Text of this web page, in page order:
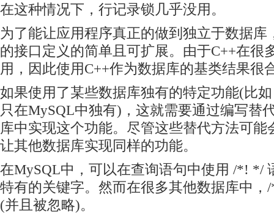
在这种情况下，行记录锁几乎没用。
为了能让应用程序真正的做到独立于数据库
的接口定义的简单且可扩展。由于C++在很
用，因此使用C++作为数据库的基类结果很
如果使用了某些数据库独有的特定功能(比
只在MySQL中独有)，这就需要通过编写替
库中实现这个功能。尽管这些替代方法可能
让其他数据库实现同样的功能。
在MySQL中，可以在查询语句中使用 /*! */
特有的关键字。然而在很多其他数据库中
(并且被忽略)。